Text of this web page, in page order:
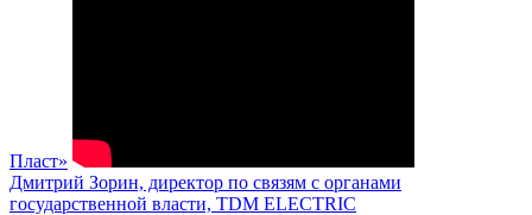
Пласт»
Дмитрий Зорин, директор по связям с органами
государственной власти, TDM ELECTRIC